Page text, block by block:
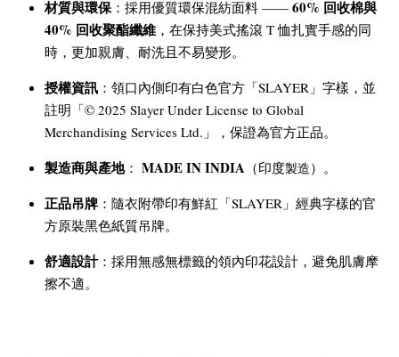
材質與環保：採用優質環保混紡面料 —— 60% 回收棉與
40% 回收聚酯纖維 ，在保持美式搖滾 T 恤扎實手感的同
時，更加親膚、耐洗且不易變形。
授權資訊 ：領口內側印有白色官方「SLAYER」字樣，並
註明「© 2025 Slayer Under License to Global
Merchandising Services Ltd.」，保證為官方正品。
製造商與產地： MADE IN INDIA （印度製造）。
正品吊牌 ：隨衣附帶印有鮮紅「SLAYER」經典字樣的官
方原裝黑色紙質吊牌。
舒適設計：採用無感無標籤的領內印花設計，避免肌膚摩
擦不適。